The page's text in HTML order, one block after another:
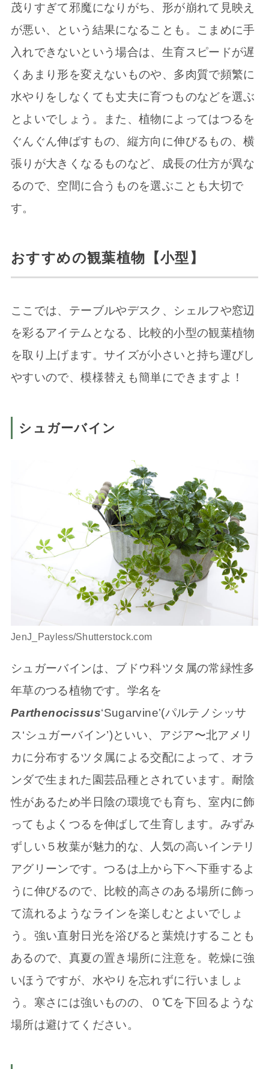
茂りすぎて邪魔になりがち、形が崩れて見映え
が悪い、という結果になることも。こまめに手
入れできないという場合は、生育スピードが遅
くあまり形を変えないものや、多肉質で頻繁に
水やりをしなくても丈夫に育つものなどを選ぶ
とよいでしょう。また、植物によってはつるを
ぐんぐん伸ばすもの、縦方向に伸びるもの、横
張りが大きくなるものなど、成長の仕方が異な
るので、空間に合うものを選ぶことも大切で
す。
おすすめの観葉植物【小型】
ここでは、テーブルやデスク、シェルフや窓辺
を彩るアイテムとなる、比較的小型の観葉植物
を取り上げます。サイズが小さいと持ち運びし
やすいので、模様替えも簡単にできますよ！
シュガーバイン
JenJ_Payless/Shutterstock.com
シュガーバインは、ブドウ科ツタ属の常緑性多
年草のつる植物です。学名を
Parthenocissus‘Sugarvine’(パルテノシッサ
ス‘シュガーバイン’)といい、アジア〜北アメリ
カに分布するツタ属による交配によって、オラ
ンダで生まれた園芸品種とされています。耐陰
性があるため半日陰の環境でも育ち、室内に飾
ってもよくつるを伸ばして生育します。みずみ
ずしい５枚葉が魅力的な、人気の高いインテリ
アグリーンです。つるは上から下へ下垂するよ
うに伸びるので、比較的高さのある場所に飾っ
て流れるようなラインを楽しむとよいでしょ
う。強い直射日光を浴びると葉焼けすることも
あるので、真夏の置き場所に注意を。乾燥に強
いほうですが、水やりを忘れずに行いましょ
う。寒さには強いものの、０℃を下回るような
場所は避けてください。